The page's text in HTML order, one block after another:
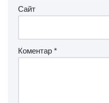
Сайт
Коментар *